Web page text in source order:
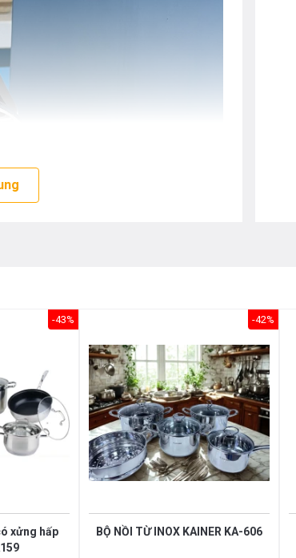
dầy 2mm, nặng 360gram
8cm, dầu 2mm, nặng 290gram
-43%
xửng hấp
-42%
BỘ NỒI TỪ INOX KAINER KA-606